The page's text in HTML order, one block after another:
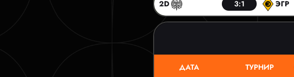
2D 3:1 ЭГР
ДАТА ТУРНИР